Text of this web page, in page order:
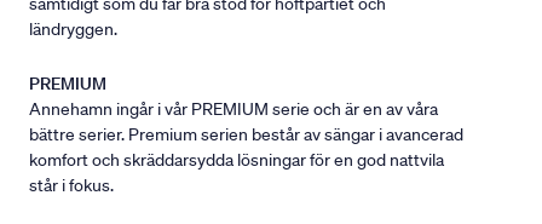
ländryggen.
PREMIUM
Annehamn ingår i vår PREMIUM serie och är en av våra
bättre serier. Premium serien består av sängar i avancerad
komfort och skräddarsydda lösningar för en god nattvila
står i fokus.